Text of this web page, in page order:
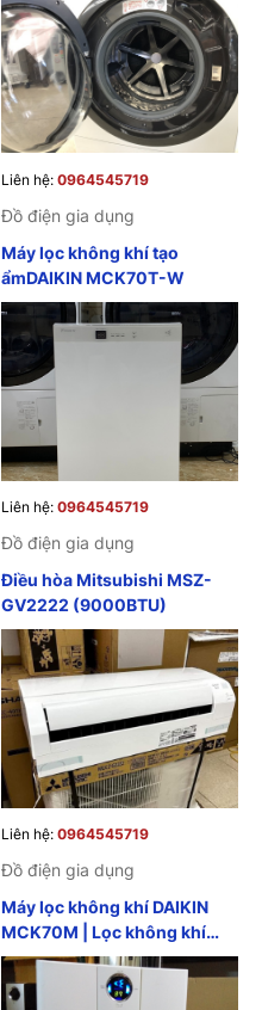
Liên hệ: 0964545719
Đồ điện gia dụng
Máy lọc không khí tạo
ẩmDAIKIN MCK70T-W
Liên hệ: 0964545719
Đồ điện gia dụng
Điều hòa Mitsubishi MSZ-
GV2222 (9000BTU)
Liên hệ: 0964545719
Đồ điện gia dụng
Máy lọc không khí DAIKIN
MCK70M | Lọc không khí
Daikin đồng hồ tròn